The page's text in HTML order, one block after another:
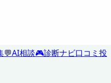
💬AI相談🎮診断ナビ口コミ投